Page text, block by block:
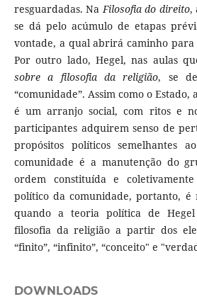
resguardadas. NaFilosofia do direito,
se dá pelo acúmulo de etapas
vontade, a qual abrirá caminho
Por outro lado, Hegel, nas aulas
sobre a filosofia da religião, se
“comunidade”. Assim como o
é um arranjo social, com ritos e
participantes adquirem senso de
propósitos políticos semelhantes
comunidade é a manutenção do
ordem constituída e
político da comunidade, portanto, é
quando a teoria política de
filosofia da religião a partir dos
“finito”, “infinito”, “conceito" e
DOWNLOADS